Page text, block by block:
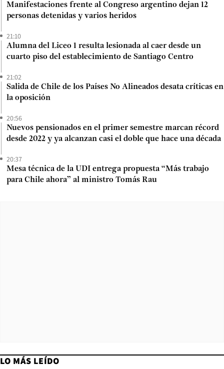
Manifestaciones frente al Congreso argentino dejan 12
personas detenidas y varios heridos
21:10
Alumna del Liceo 1 resulta lesionada al caer desde un
cuarto piso del establecimiento de Santiago Centro
21:02
Salida de Chile de los Países No Alineados desata críticas en
la oposición
20:56
Nuevos pensionados en el primer semestre marcan récord
desde 2022 y ya alcanzan casi el doble que hace una década
20:37
Mesa técnica de la UDI entrega propuesta “Más trabajo
para Chile ahora” al ministro Tomás Rau
LO MÁS LEÍDO